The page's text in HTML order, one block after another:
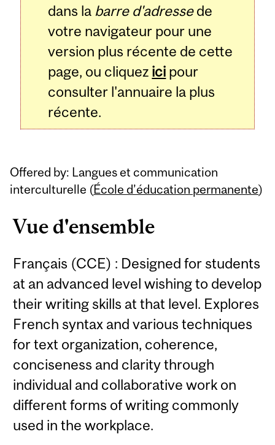
dans la barre d'adressede
votre navigateur pour une
version plus récente de cette
page, ou cliquez ici pour
consulter l'annuaire la plus
récente.
Offered by: Langues et communication
interculturelle (École d’éducation permanente)
Vue d'ensemble
Français (CCE) : Designed for students
at an advanced level wishing to develop
their writing skills at that level. Explores
French syntax and various techniques
for text organization, coherence,
conciseness and clarity through
individual and collaborative work on
different forms of writing commonly
used in the workplace.